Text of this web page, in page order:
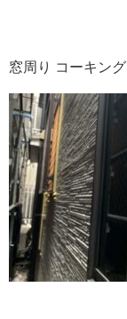
窓周り コーキング